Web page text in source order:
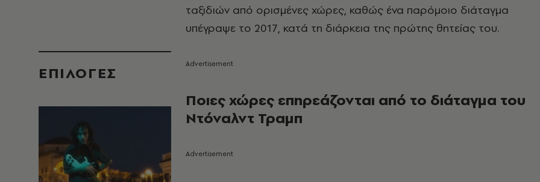
EΠΙΛΟΓΈΣ
ταξιδιών από ορισμένες χώρες, καθώς ένα παρόμοιο διάταγμα
υπέγραψε το 2017, κατά τη διάρκεια της πρώτης θητείας του.
Ποιες χώρες επηρεάζονται από το διάταγμα του
Ντόναλντ Τραμπ